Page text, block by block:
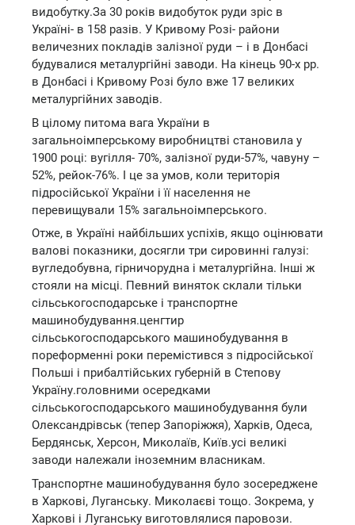
видобутку.За 30 років видобуток руди зріс в
Україні- в 158 разів. У Кривому Розі- райони
величезних покладів залізної руди – і в Донбасі
будувалися металургійні заводи. На кінець 90-х рр.
в Донбасі і Кривому Розі було вже 17 великих
металургійних заводів.
В цілому питома вага України в
загальноімперському виробництві становила у
1900 році: вугілля- 70%, залізної руди-57%, чавуну –
52%, рейок-76%. І це за умов, коли територія
підросійської України і її населення не
перевищували 15% загальноімперського.
Отже, в Україні найбільших успіхів, якщо оцінювати
валові показники, досягли три сировинні галузі:
вугледобувна, гірничорудна і металургійна. Інші ж
стояли на місці. Певний виняток склали тільки
сільськогосподарське і транспортне
машинобудування.ценгтир
сільськогосподарського машинобудування в
пореформенні роки перемістився з підросійської
Польші і прибалтійських губерній в Степову
Україну.головними осередками
сільськогосподарського машинобудування були
Олександрівськ (тепер Запоріжжя), Харків, Одеса,
Бердянськ, Херсон, Миколаїв, Київ.усі великі
заводи належали іноземним власникам.
Транспортне машинобудування було зосереджене
в Харкові, Луганську. Миколаєві тощо. Зокрема, у
Харкові і Луганську виготовлялися паровози.